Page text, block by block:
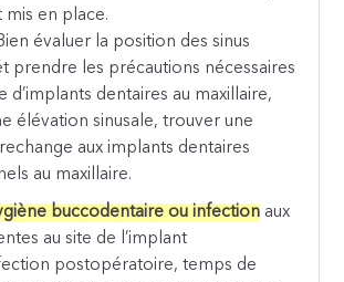
mis en place.
évaluer la position des sinus
prendre les précautions nécessaires
d’implants dentaires au maxillaire,
élévation sinusale, trouver une
aux implants dentaires
au maxillaire.
buccodentaire ou infection aux
au site de l’implant
postopératoire, temps de